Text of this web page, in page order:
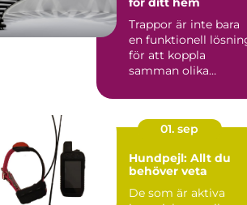
Trappor är inte bara
en funktionell
för att koppla
samman olika
01. sep
Hundpejl: Allt du
behöver veta
De som är aktiva